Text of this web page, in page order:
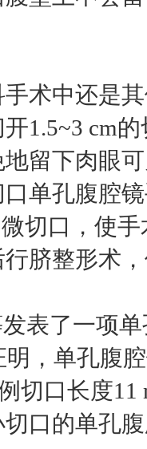
术中还是
1.5~3 cm
留下肉眼
单孔腹腔
切口，使
脐整形术
发表了一项
明，单孔腹
切口长度
口的单孔